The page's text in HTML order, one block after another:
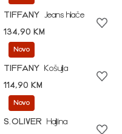
TIFFANY
Jeans hlače
134,90 KM
Novo
TIFFANY
Košulja
114,90 KM
Novo
S.OLIVER
Haljina